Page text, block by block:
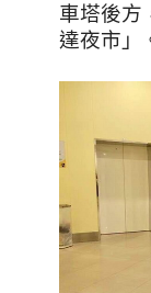
車塔後方
達夜市」